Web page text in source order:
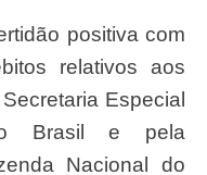
relativos aos
Especial
Brasil e pela
Nacional do